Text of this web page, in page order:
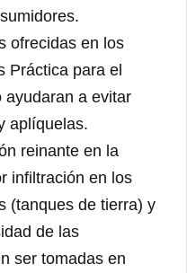
ofrecidas en los
Práctica para el
ayudaran a evitar
aplíquelas.
reinante en la
infiltración en los
(tanques de tierra) y
de las
ser tomadas en